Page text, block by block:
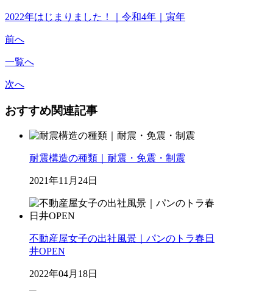
2022年はじまりました！｜令和4年｜寅年
前へ
一覧へ
次へ
おすすめ関連記事
耐震構造の種類｜耐震・免震・制震
2021年11月24日
不動産屋女子の出社風景｜パンのトラ春日
井OPEN
2022年04月18日